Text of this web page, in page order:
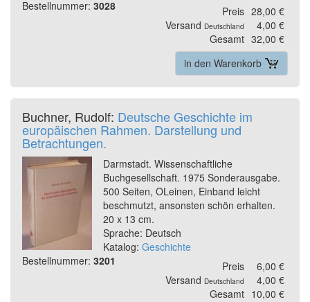
Bestellnummer: 3028 Preis 28,00 €
Versand Deutschland
4,00 €
Gesamt 32,00 €
in den Warenkorb
Buchner, Rudolf: Deutsche Geschichte im
europäischen Rahmen. Darstellung und
Betrachtungen.
Darmstadt. Wissenschaftliche
Buchgesellschaft. 1975 Sonderausgabe.
500 Seiten, OLeinen, Einband leicht
beschmutzt, ansonsten schön erhalten.
20 x 13 cm.
Sprache: Deutsch
Katalog: Geschichte
Bestellnummer: 3201 Preis
6,00 €
Versand Deutschland
4,00 €
Gesamt 10,00 €